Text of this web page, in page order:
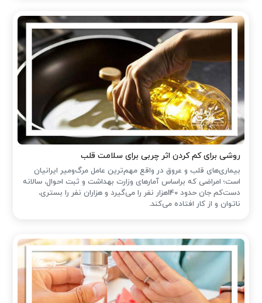
روشی برای کم کردن اثر چربی برای سلامت قلب
بیماری‌های قلب و عروق در واقع مهم‌ترین عامل مرگ‌ومیر ایرانیان
است؛ امراضی که براساس آمارهای وزارت بهداشت و ثبت احوال، سالانه
دست‌کم جان حدود 140هزار نفر را می‌گیرد و هزاران نفر را بستری،
ناتوان و از کار افتاده می‌کند.